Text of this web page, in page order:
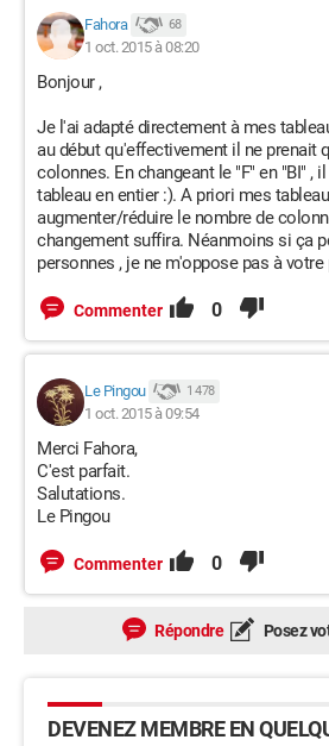
Fahora 68
1 oct. 2015 à 08:20
Bonjour ,
Je l'ai adapté directement à mes
au début qu'effectivement il ne prenait
colonnes. En changeant le "F" en "BI" ,
tableau en entier :). A priori mes
augmenter/réduire le nombre de
changement suffira. Néanmoins si ça
personnes , je ne m'oppose pas à
Commenter 0
Le Pingou 1 478
1 oct. 2015 à 09:54
Merci Fahora,
C'est parfait.
Salutations.
Le Pingou
Commenter 0
Répondre Posez
DEVENEZ MEMBRE EN